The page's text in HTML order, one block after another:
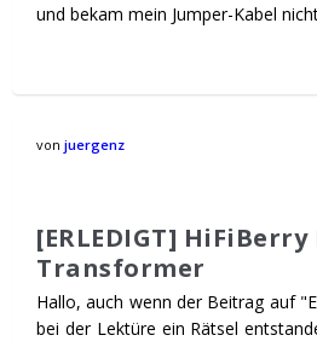
und bekam mein Jumper-Kabel
von juergenz
[ERLEDIGT] HiFiBerry
Transformer
Hallo, auch wenn der Beitrag auf
bei der Lektüre ein Rätsel